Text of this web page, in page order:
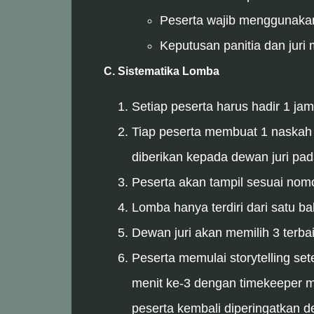
Peserta wajib
Keputusan panitia dan juri
C. Sistematika Lomba
Setiap peserta harus hadir 1
Tiap peserta membuat 1
diberikan kepada dewan juri
Peserta akan tampil sesuai
Lomba hanya terdiri dari satu
Dewan juri akan memilih 3
Peserta memulai storytelling
menit ke-3 dengan timekeeper
peserta kembali diperingatkan